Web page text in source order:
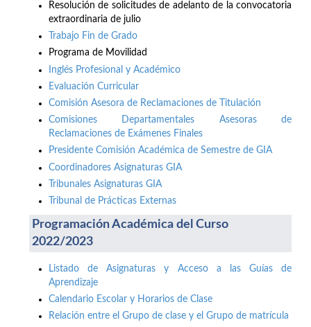
Resolución de solicitudes de adelanto de la convocatoria
extraordinaria de julio
Trabajo Fin de Grado
Programa de Movilidad
Inglés Profesional y Académico
Evaluación Curricular
Comisión Asesora de Reclamaciones de Titulación
Comisiones Departamentales Asesoras de
Reclamaciones de Exámenes Finales
Presidente Comisión Académica de Semestre de GIA
Coordinadores Asignaturas GIA
Tribunales Asignaturas GIA
Tribunal de Prácticas Externas
Programación Académica del Curso
2022/2023
Listado de Asignaturas y Acceso a las Guías de
Aprendizaje
Calendario Escolar y Horarios de Clase
Relación entre el Grupo de clase y el Grupo de matrícula